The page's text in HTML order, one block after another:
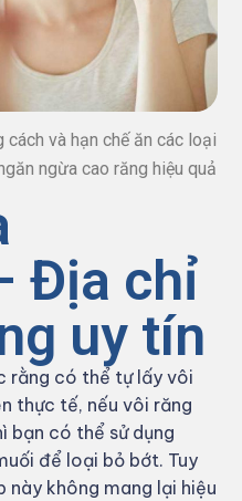
và hạn chế ăn các loại
ngừa cao răng hiệu quả
Địa chỉ
uy tín
rằng có thể tự lấy vôi
thực tế, nếu vôi răng
bạn có thể sử dụng
để loại bỏ bớt. Tuy
này không mang lại hiệu